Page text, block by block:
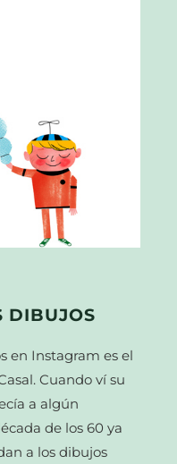
DIBUJOS
en Instagram es el
Cuando ví su
a algún
de los 60 ya
a los dibujos